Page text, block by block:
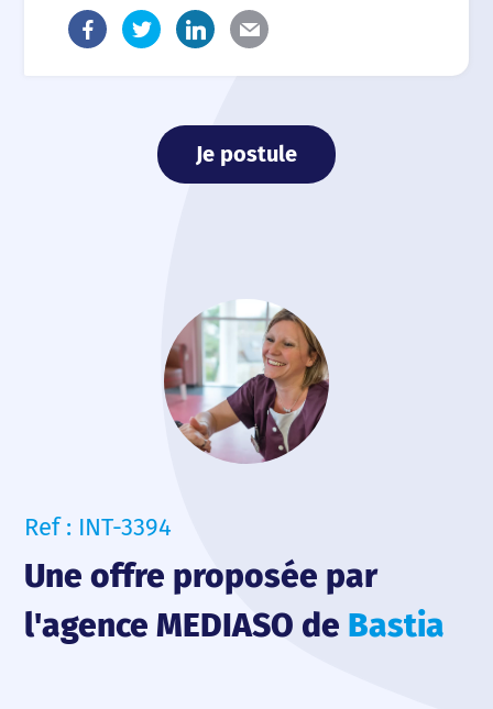
Je postule
Ref : INT-3394
Une offre proposée par
l'agence MEDIASO de Bastia